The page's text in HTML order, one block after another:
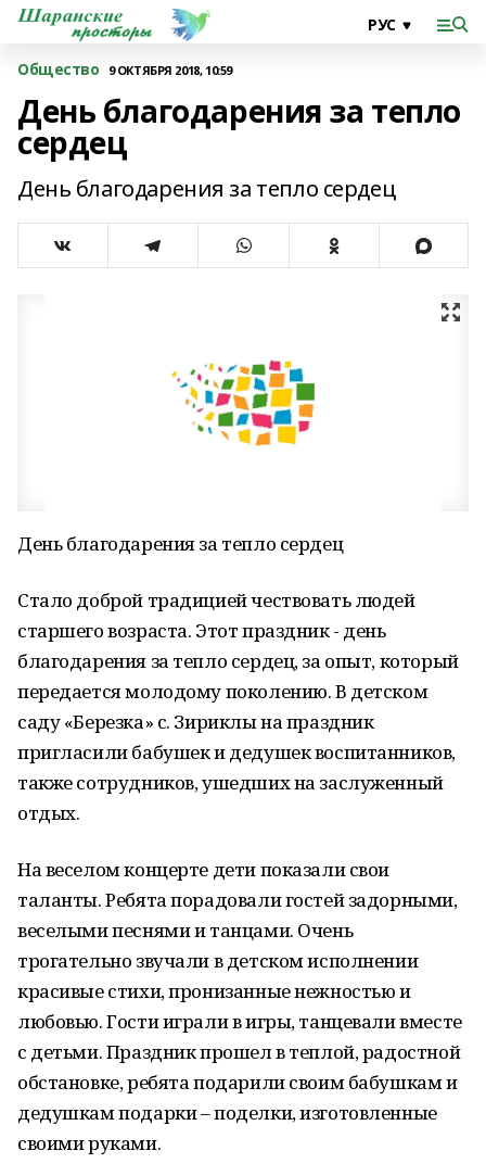
Общество 9 ОКТЯБРЯ 2018, 10:59
День благодарения за тепло
сердец
День благодарения за тепло сердец
День благодарения за тепло сердец
Стало доброй традицией чествовать людей
старшего возраста. Этот праздник - день
благодарения за тепло сердец, за опыт, который
передается молодому поколению. В детском
саду «Березка» с. Зириклы на праздник
пригласили бабушек и дедушек воспитанников,
также сотрудников, ушедших на заслуженный
отдых.
На веселом концерте дети показали свои
таланты. Ребята порадовали гостей задорными,
веселыми песнями и танцами. Очень
трогательно звучали в детском исполнении
красивые стихи, пронизанные нежностью и
любовью. Гости играли в игры, танцевали вместе
с детьми. Праздник прошел в теплой, радостной
обстановке, ребята подарили своим бабушкам и
дедушкам подарки – поделки, изготовленные
своими руками.